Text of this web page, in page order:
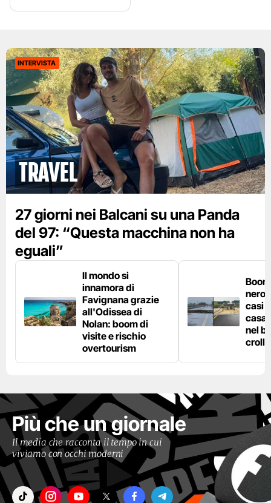
INTERVISTA
Travel
27 giorni nei Balcani su una Panda
del 97: “Questa macchina non ha
eguali”
Il mondo si
innamora di
Favignana grazie
all'Odissea di
Nolan: boom di
visite e rischio
overtourism
nero
casi
casa
nel
Più che un giornale
Il media che racconta il tempo in cui
viviamo con occhi moderni